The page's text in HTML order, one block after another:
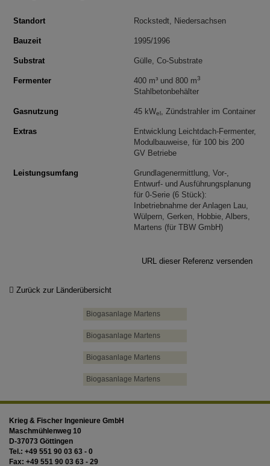
Standort Rockstedt, Niedersachsen
Bauzeit 1995/1996
Substrat Gülle, Co-Substrate
Fermenter 400 m³ und 800 m3
Stahlbetonbehälter
Gasnutzung 45 kWel , Zündstrahler im Container
Extras
Entwicklung Leichtdach-Fermenter,
Modulbauweise, für 100 bis 200
GV Betriebe
Leistungsumfang
Grundlagenermittlung, Vor-,
Entwurf- und Ausführungsplanung
für 0-Serie (6 Stück):
Inbetriebnahme der Anlagen Lau,
Wülpern, Gerken, Hobbie, Albers,
Martens (für TBW GmbH)
URL dieser Referenz versenden
Zurück zur Länderübersicht
Biogasanlage Martens
Biogasanlage Martens
Biogasanlage Martens
Biogasanlage Martens
Krieg & Fischer Ingenieure GmbH
Maschmühlenweg 10
D-37073 Göttingen
Tel.: +49 551 90 03 63 - 0
Fax: +49 551 90 03 63 - 29